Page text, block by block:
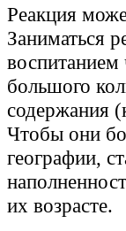
Реакция
Заниматься
воспитанием
большого
содержания
Чтобы они
географии,
их возрасте.